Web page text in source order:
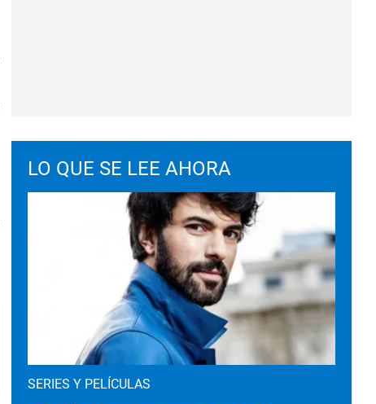
LO QUE SE LEE AHORA
SERIES Y PELÍCULAS